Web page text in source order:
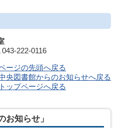
043-222-0116
ージの先頭へ戻る
央図書館からのお知らせへ戻る
トップページへ戻る
お知らせ」